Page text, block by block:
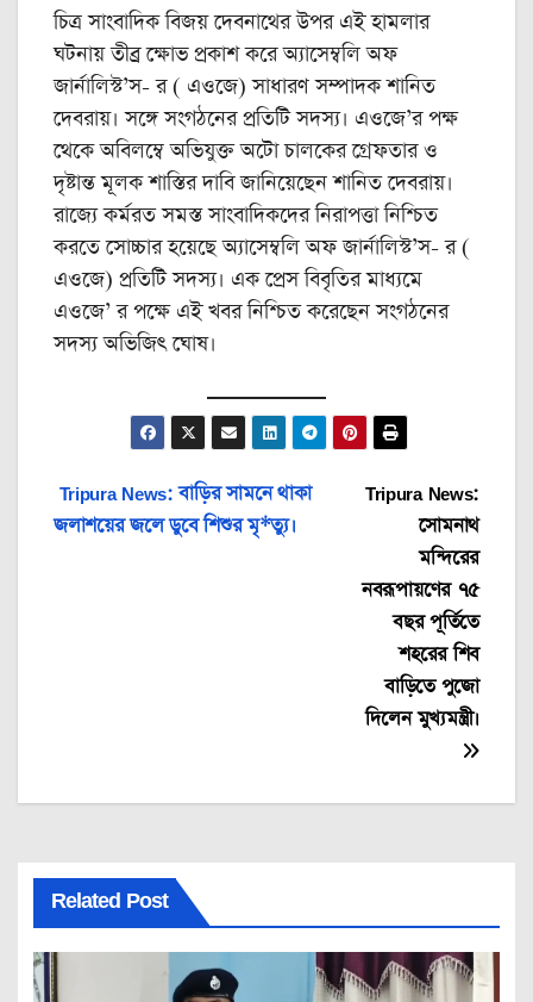
চিত্র সাংবাদিক বিজয় দেবনাথের উপর এই হামলার
ঘটনায় তীব্র ক্ষোভ প্রকাশ করে অ্যাসেম্বলি অফ
জার্নালিস্ট’স- র ( এওজে) সাধারণ সম্পাদক শানিত
দেবরায়। সঙ্গে সংগঠনের প্রতিটি সদস্য। এওজে’র পক্ষ
থেকে অবিলম্বে অভিযুক্ত অটো চালকের গ্রেফতার ও
দৃষ্টান্ত মূলক শাস্তির দাবি জানিয়েছেন শানিত দেবরায়।
রাজ্যে কর্মরত সমস্ত সাংবাদিকদের নিরাপত্তা নিশ্চিত
করতে সোচ্চার হয়েছে অ্যাসেম্বলি অফ জার্নালিস্ট’স- র (
এওজে) প্রতিটি সদস্য। এক প্রেস বিবৃতির মাধ্যমে
এওজে’ র পক্ষে এই খবর নিশ্চিত করেছেন সংগঠনের
সদস্য অভিজিৎ ঘোষ।
Post
navigation
Tripura News:
সোমনাথ
মন্দিরের
নবরূপায়ণের ৭৫
বছর পূর্তিতে
শহরের শিব
বাড়িতে পুজো
দিলেন মুখ্যমন্ত্রী।
Tripura News: বাড়ির সামনে থাকা
জলাশয়ের জলে ডুবে শিশুর মৃ*ত্যু।
Related Post